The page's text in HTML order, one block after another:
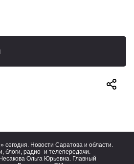
сегодня. Новости Саратова и области.
блоги, радио- и телепередачи.
Ольга Юрьевна. Главный